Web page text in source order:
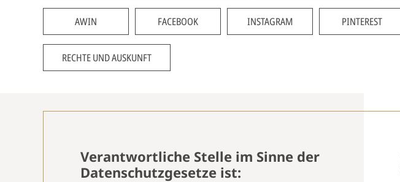
AWIN FACEBOOK INSTAGRAM PINTEREST
RECHTE UND AUSKUNFT
Verantwortliche Stelle im Sinne der
Datenschutzgesetze ist: